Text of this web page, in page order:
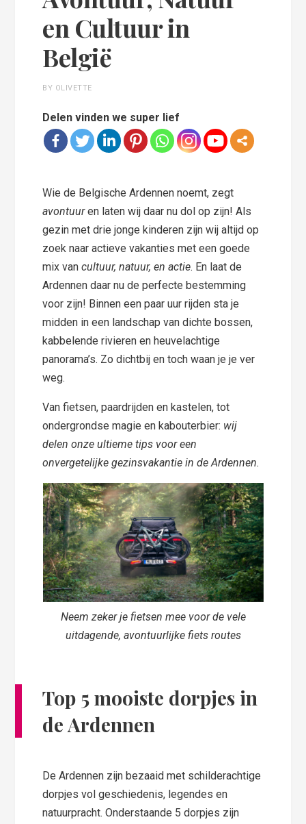
en Cultuur in
België
BY OLIVETTE
Delen vinden we super lief
Wie de Belgische Ardennen noemt, zegt
avontuuren laten wij daar nu dol op zijn! Als
gezin met drie jonge kinderen zijn wij altijd op
zoek naar actieve vakanties met een goede
mix vancultuur, natuur, en actie. En laat de
Ardennen daar nu de perfecte bestemming
voor zijn! Binnen een paar uur rijden sta je
midden in een landschap van dichte bossen,
kabbelende rivieren en heuvelachtige
panorama’s. Zo dichtbij en toch waan je je ver
weg.
Van fietsen, paardrijden en kastelen, tot
ondergrondse magie en kabouterbier: wij
delen onze ultieme tips voor een
onvergetelijke gezinsvakantie in de Ardennen.
Neem zeker je fietsen mee voor de vele
uitdagende, avontuurlijke fiets routes
Top 5 mooiste dorpjes in
de Ardennen
De Ardennen zijn bezaaid met schilderachtige
dorpjes vol geschiedenis, legendes en
natuurpracht. Onderstaande 5 dorpjes zijn